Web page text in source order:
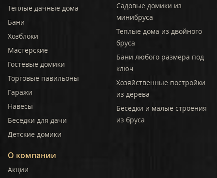
Теплые дачные дома
Бани
Хозблоки
Мастерские
Гостевые домики
Торговые павильоны
Гаражи
Навесы
Беседки для дачи
Детские домики
Садовые домики из
минибруса
Теплые дома из двойного
бруса
Бани любого размера под
ключ
Хозяйственные постройки
из дерева
Беседки и малые строения
из бруса
О компании
Акции